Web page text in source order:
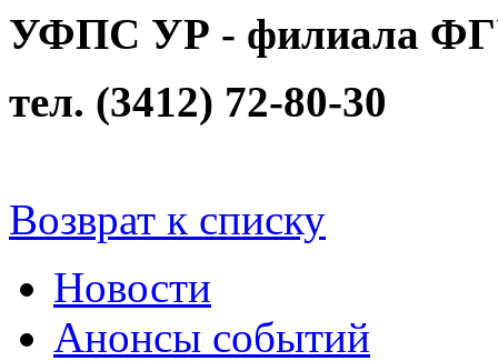
УФПС УР - филиала
тел. (3412) 72-80-30
Возврат к списку
Новости
Анонсы событий